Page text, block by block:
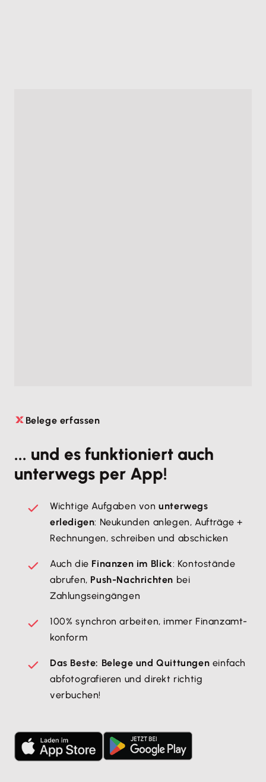
 Belege erfassen
... und es funktioniert auch
unterwegs per App!
Wichtige Aufgaben vonunterwegs
erledigen: Neukunden anlegen, Aufträge +
Rechnungen, schreiben und abschicken
Auch die Finanzen im Blick: Kontostände
abrufen, Push-Nachrichten bei
Zahlungseingängen
100% synchron arbeiten, immer Finanzamt-
konform
Das Beste: Belege und Quittungen einfach
abfotografieren und direkt richtig
verbuchen!